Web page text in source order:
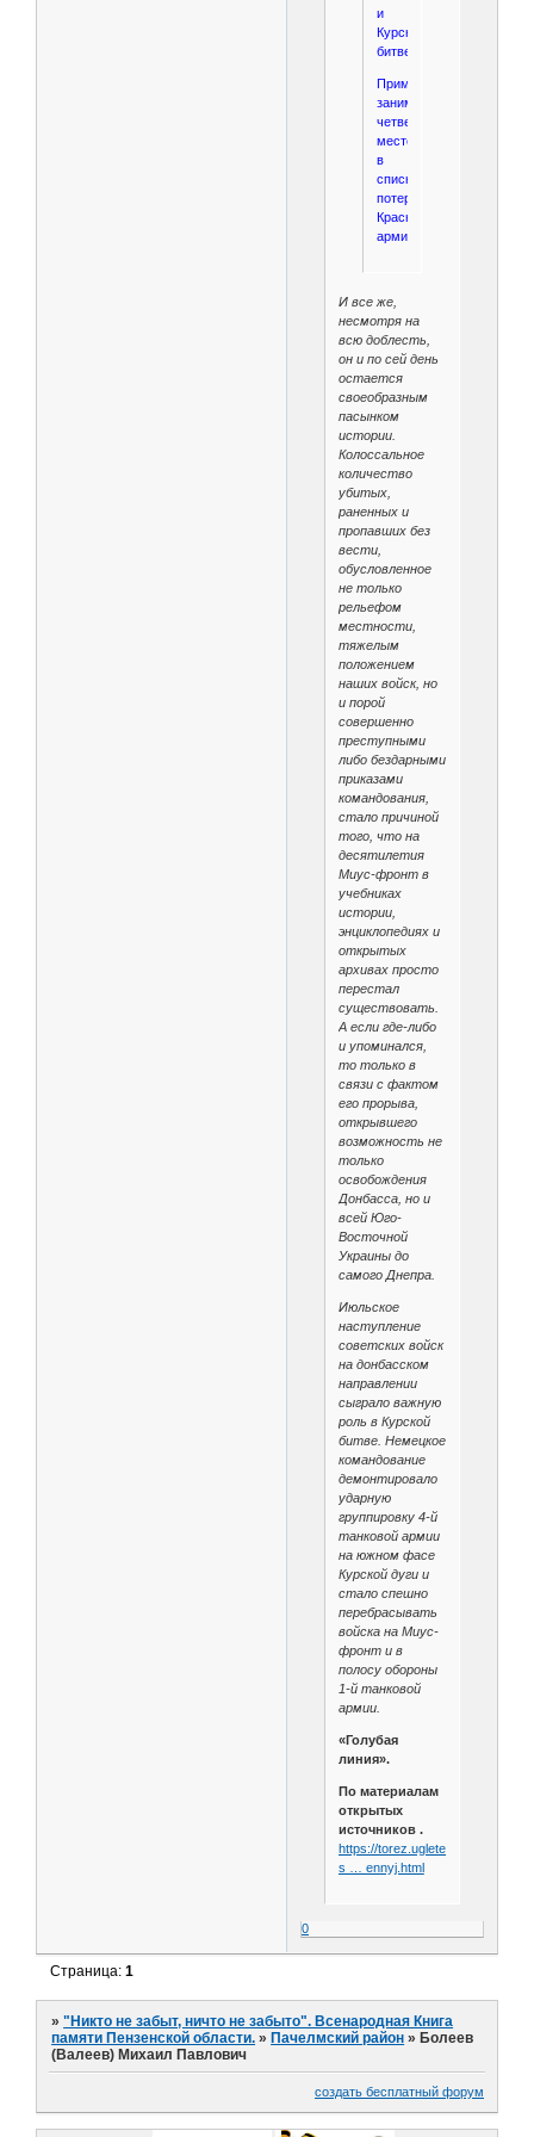
и
Курской
битве…
Примиусье
занимает
четвертое
место
в
списке
потерь
Красной
армии.
И все же,
несмотря на
всю доблесть,
он и по сей день
остается
своеобразным
пасынком
истории.
Колоссальное
количество
убитых,
раненных и
пропавших без
вести,
обусловленное
не только
рельефом
местности,
тяжелым
положением
наших войск, но
и порой
совершенно
преступными
либо бездарными
приказами
командования,
стало причиной
того, что на
десятилетия
Миус-фронт в
учебниках
истории,
энциклопедиях и
открытых
архивах просто
перестал
существовать.
А если где-либо
и упоминался,
то только в
связи с фактом
его прорыва,
открывшего
возможность не
только
освобождения
Донбасса, но и
всей Юго-
Восточной
Украины до
самого Днепра.
Июльское
наступление
советских войск
на донбасском
направлении
сыграло важную
роль в Курской
битве. Немецкое
командование
демонтировало
ударную
группировку 4-й
танковой армии
на южном фасе
Курской дуги и
стало спешно
перебрасывать
войска на Миус-
фронт и в
полосу обороны
1-й танковой
армии.
«Голубая
линия».
По материалам
открытых
источников .
https://torez.ugletele.com/main/
s … ennyj.html
0
Страница:1
»"Никто не забыт, ничто не забыто". Всенародная Книга
памяти Пензенской области. »Пачелмский район »Болеев
(Валеев) Михаил Павлович
создать бесплатный форум